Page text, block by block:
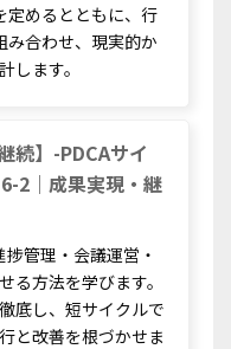
定めるとともに、行
み合わせ、現実的か
します。
続】-PDCAサイ
2｜成果実現・継
管理・会議運営・
る方法を学びます。
底し、短サイクルで
と改善を根づかせま